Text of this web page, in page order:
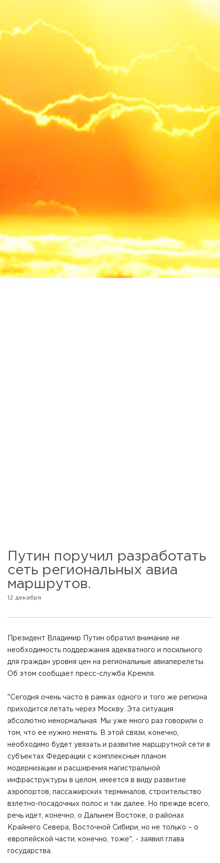
Путин поручил разработать
сеть региональных авиа
маршрутов.
12 декабря
Президент Владимир Путин обратил внимание не
необходимость поддержания адекватного и посильного
для граждан уровня цен на региональные авиаперелеты.
Об этом сообщает пресс-служба Кремля.
"Сегодня очень часто в рамках одного и того же региона
приходится летать через Москву. Эта ситуация
абсолютно ненормальная. Мы уже много раз говорили о
том, что ее нужно менять. В этой связи, конечно,
необходимо будет увязать и развитие маршрутной сети в
субъектах Федерации с комплексным планом
модернизации и расширения магистральной
инфраструктуры в целом, имеется в виду развитие
аэропортов, пассажирских терминалов, строительство
взлетно-посадочных полос и так далее. Но прежде всего,
речь идет, конечно, о Дальнем Востоке, о районах
Крайнего Севера, Восточной Сибири, но не только – о
европейской части, конечно, тоже", - заявил глава
государства.